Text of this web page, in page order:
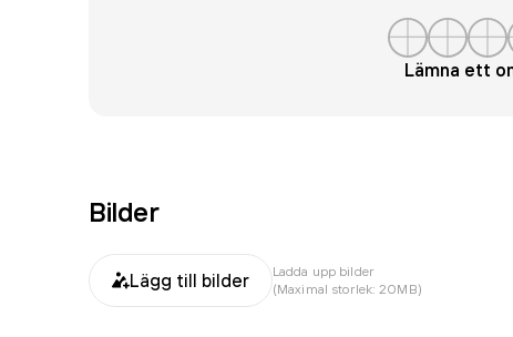
Lämna ett
Bilder
Lägg till bilder
Ladda upp bilder
(Maximal storlek: 20MB)